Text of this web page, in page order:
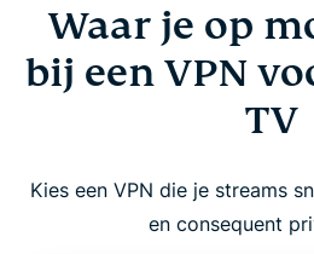
Waar je op
bij een VPN
TV
Kies een VPN die je streams
en consequent